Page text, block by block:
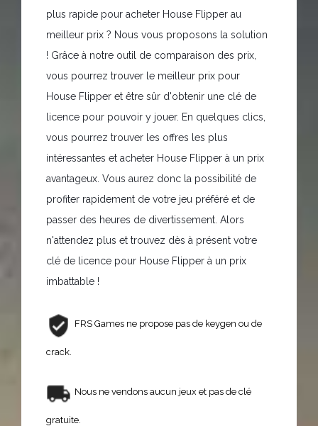
plus rapide pour acheter House Flipper au
meilleur prix ? Nous vous proposons la solution
! Grâce à notre outil de comparaison des prix,
vous pourrez trouver le meilleur prix pour
House Flipper et être sûr d'obtenir une clé de
licence pour pouvoir y jouer. En quelques clics,
vous pourrez trouver les offres les plus
intéressantes et acheter House Flipper à un prix
avantageux. Vous aurez donc la possibilité de
profiter rapidement de votre jeu préféré et de
passer des heures de divertissement. Alors
n'attendez plus et trouvez dès à présent votre
clé de licence pour House Flipper à un prix
imbattable !
FRS Games ne propose pas de keygen ou de
crack.
Nous ne vendons aucun jeux et pas de clé
gratuite.